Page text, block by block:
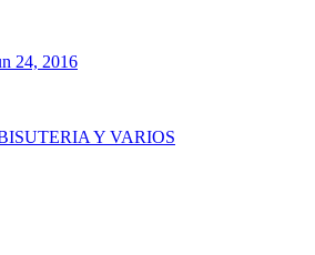
24, 2016
Y VARIOS